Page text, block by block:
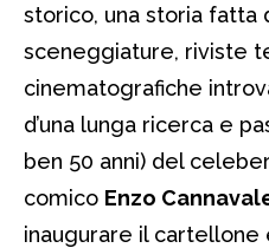
storico, una storia fatta
sceneggiature, riviste
cinematografiche
d’una lunga ricerca e
ben 50 anni) del
comico Enzo
inaugurare il cartellone